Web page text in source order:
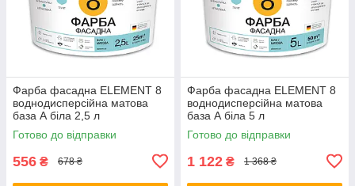
Фарба фасадна ELEMENT 8
воднодисперсійна матова
база А біла 2,5 л
Готово до відправки
556 ₴ 678 ₴
Фарба фасадна ELEMENT 8
воднодисперсійна матова
база А біла 5 л
Готово до відправки
1 122 ₴ 1 368 ₴